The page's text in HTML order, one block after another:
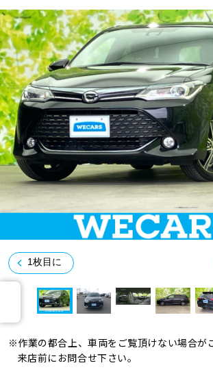
車検料金・メニュー
品質管理とサポート体制
お役立ち情報
お問い合わせ
企業情報
0120-
1枚目に
※作業の都合上、車両をご覧頂けない場合が
来店前にお問合せ下さい。